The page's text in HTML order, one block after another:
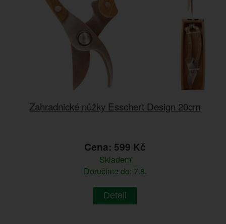
Zahradnické nůžky Esschert Design 20cm
Cena: 599 Kč
Skladem
Doručíme do: 7.8.
Detail